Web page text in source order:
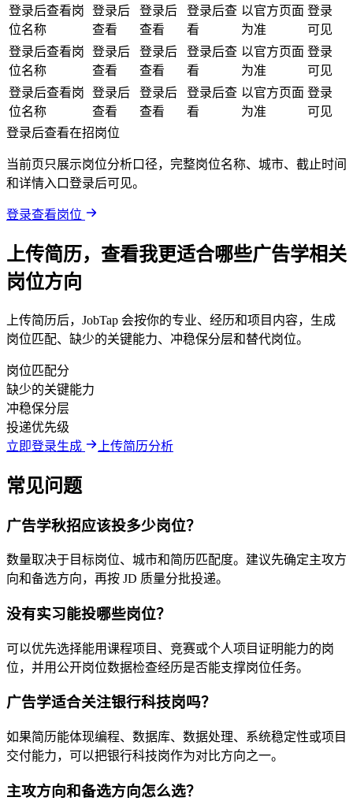
登录后查看岗
位名称
登录后
查看
登录后
查看
登录后查
看
以官方页面
为准
登录
可见
登录后查看岗
位名称
登录后
查看
登录后
查看
登录后查
看
以官方页面
为准
登录
可见
登录后查看岗
位名称
登录后
查看
登录后
查看
登录后查
看
以官方页面
为准
登录
可见
登录后查看在招岗位
当前页只展示岗位分析口径，完整岗位名称、城市、截止时间
和详情入口登录后可见。
登录查看岗位
上传简历，查看我更适合哪些广告学相关
岗位方向
上传简历后，JobTap 会按你的专业、经历和项目内容，生成
岗位匹配、缺少的关键能力、冲稳保分层和替代岗位。
岗位匹配分
缺少的关键能力
冲稳保分层
投递优先级
立即登录生成
上传简历分析
常见问题
广告学秋招应该投多少岗位？
数量取决于目标岗位、城市和简历匹配度。建议先确定主攻方
向和备选方向，再按 JD 质量分批投递。
没有实习能投哪些岗位？
可以优先选择能用课程项目、竞赛或个人项目证明能力的岗
位，并用公开岗位数据检查经历是否能支撑岗位任务。
广告学适合关注银行科技岗吗？
如果简历能体现编程、数据库、数据处理、系统稳定性或项目
交付能力，可以把银行科技岗作为对比方向之一。
主攻方向和备选方向怎么选？